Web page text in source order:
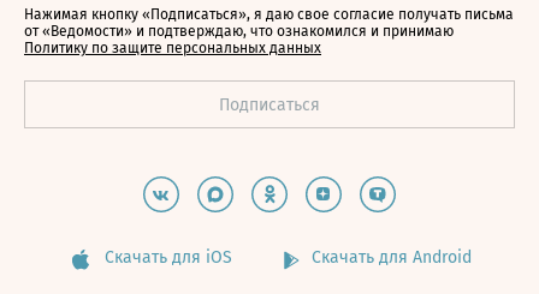
Нажимая кнопку «Подписаться», я даю свое согласие получать письма
от «Ведомости» и подтверждаю, что ознакомился и принимаю
Политику по защите персональных данных
Скачать для iOS Скачать для Android